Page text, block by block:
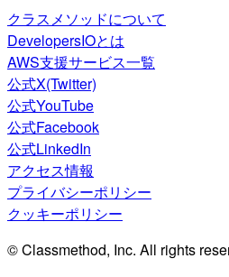
クラスメソッドについて
DevelopersIOとは
AWS支援サービス一覧
公式X(Twitter)
公式YouTube
公式Facebook
公式LinkedIn
アクセス情報
プライバシーポリシー
クッキーポリシー
© Classmethod, Inc. All rights